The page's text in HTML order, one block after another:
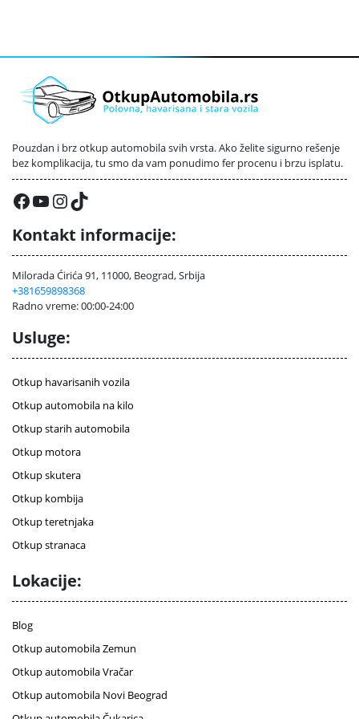
Pouzdan i brz otkup automobila svih vrsta. Ako želite sigurno rešenje
bez komplikacija, tu smo da vam ponudimo fer procenu i brzu isplatu.
Facebook
YouTube
Instagram
TikTok
Kontakt informacije:
Milorada Ćirića 91, 11000, Beograd, Srbija
+381659898368
Radno vreme: 00:00-24:00
Usluge:
Otkup havarisanih vozila
Otkup automobila na kilo
Otkup starih automobila
Otkup motora
Otkup skutera
Otkup kombija
Otkup teretnjaka
Otkup stranaca
Lokacije:
Blog
Otkup automobila Zemun
Otkup automobila Vračar
Otkup automobila Novi Beograd